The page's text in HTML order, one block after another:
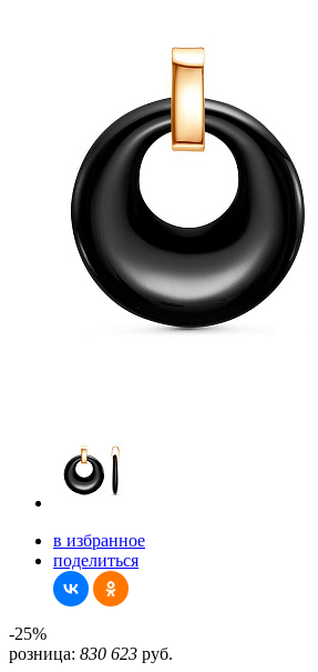
в избранное
поделиться
-25%
розница: 830 623 руб.